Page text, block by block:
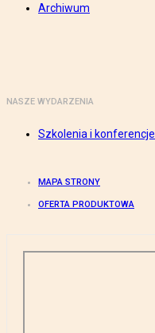
Archiwum
NASZE WYDARZENIA
Szkolenia i konferencje
MAPA STRONY
OFERTA PRODUKTOWA